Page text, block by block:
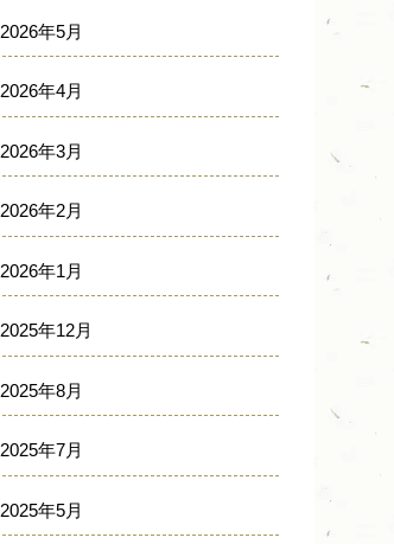
2026年5月
2026年4月
2026年3月
2026年2月
2026年1月
2025年12月
2025年8月
2025年7月
2025年5月